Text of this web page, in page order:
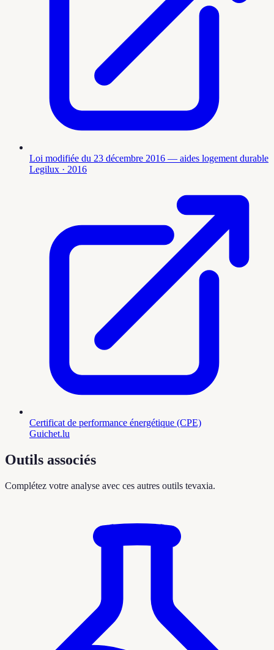
Loi modifiée du 23 décembre 2016 — aides logement durable
Legilux · 2016
Certificat de performance énergétique (CPE)
Guichet.lu
Outils associés
Complétez votre analyse avec ces autres outils tevaxia.